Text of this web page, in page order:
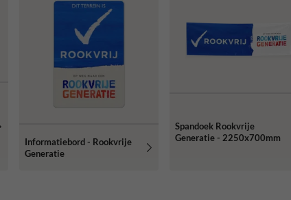
Informatiebord - Rookvrije
Generatie
Spandoek Rookvrije
Generatie - 2250x700mm